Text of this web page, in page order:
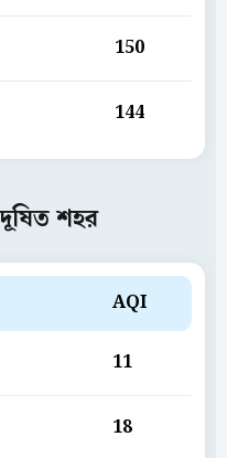
150
144
শহর
AQI
11
18